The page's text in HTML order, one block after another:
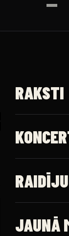
✕
RAKSTI
JAUNĀ